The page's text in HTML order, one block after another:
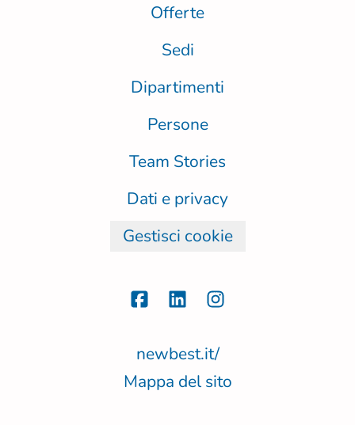
Offerte
Sedi
Dipartimenti
Persone
Team Stories
Dati e privacy
Gestisci cookie
newbest.it/
Mappa del sito